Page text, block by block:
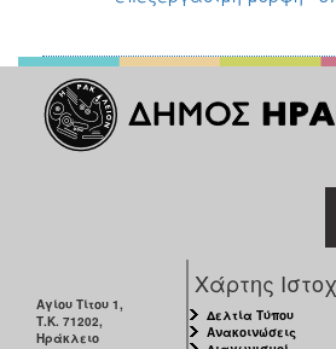
Αγίου Τίτου 1,
Τ.Κ. 71202,
Ηράκλειο
Χάρτης
Δελτία Τύπου
Ανακοινώσεις